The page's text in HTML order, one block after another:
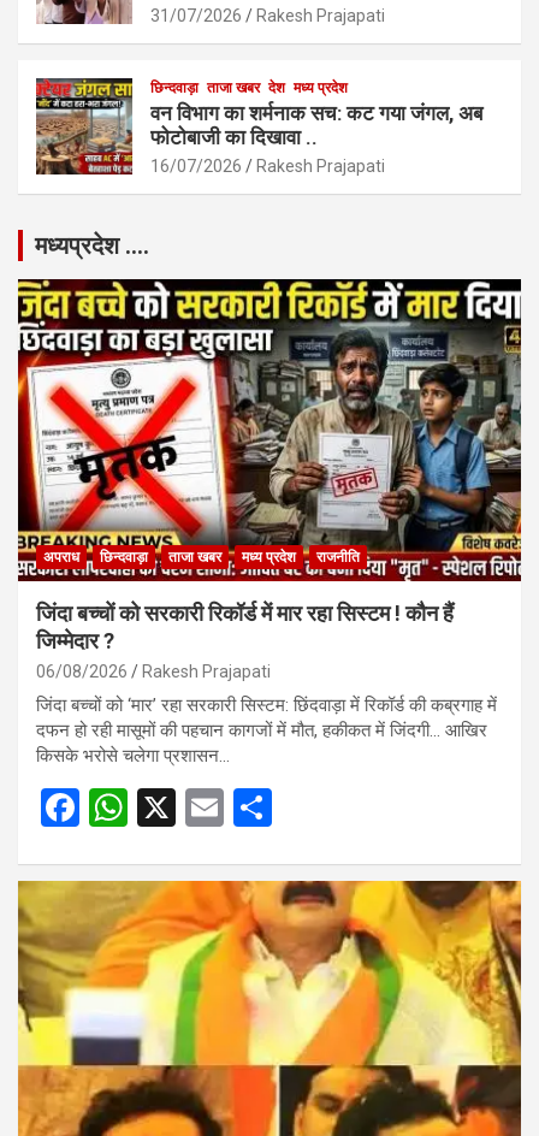
31/07/2026 Rakesh Prajapati
छिन्दवाड़ा ताजा खबर देश मध्य प्रदेश
वन विभाग का शर्मनाक सच: कट गया जंगल, अब
फोटोबाजी का दिखावा ..
16/07/2026 Rakesh Prajapati
मध्यप्रदेश ….
अपराध छिन्दवाड़ा ताजा खबर मध्य प्रदेश राजनीति
जिंदा बच्चों को सरकारी रिकॉर्ड में मार रहा सिस्टम ! कौन हैं
जिम्मेदार ?
06/08/2026 Rakesh Prajapati
जिंदा बच्चों को ‘मार’ रहा सरकारी सिस्टम: छिंदवाड़ा में रिकॉर्ड की कब्रगाह में
दफन हो रही मासूमों की पहचान कागजों में मौत, हकीकत में जिंदगी… आखिर
किसके भरोसे चलेगा प्रशासन…
F
ce
b
o
o
k
W
at
s
A
p
p
X
E
ail ar
e